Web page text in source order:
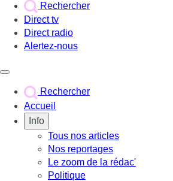
Rechercher
Direct tv
Direct radio
Alertez-nous
Rechercher
Accueil
Info
Tous nos articles
Nos reportages
Le zoom de la rédac'
Politique